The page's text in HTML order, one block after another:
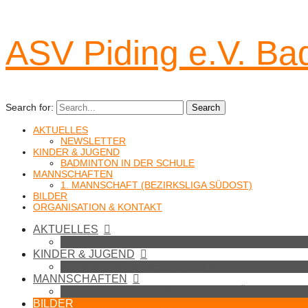
ASV Piding e.V.
Search for: Search
AKTUELLES
NEWSLETTER
KINDER & JUGEND
BADMINTON IN DER SCHULE
MANNSCHAFTEN
1. MANNSCHAFT (BEZIRKSLIGA SÜDOST)
BILDER
ORGANISATION & KONTAKT
AKTUELLES
KINDER & JUGEND
MANNSCHAFTEN
BILDER